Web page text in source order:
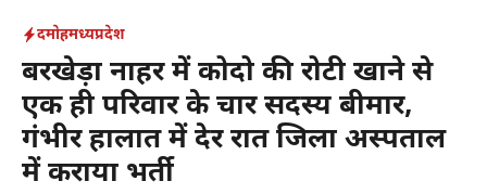
दमोहमध्यप्रदेश
बरखेड़ा नाहर में कोदो की रोटी खाने से
एक ही परिवार के चार सदस्य बीमार,
गंभीर हालात में देर रात जिला अस्पताल
में कराया भर्ती